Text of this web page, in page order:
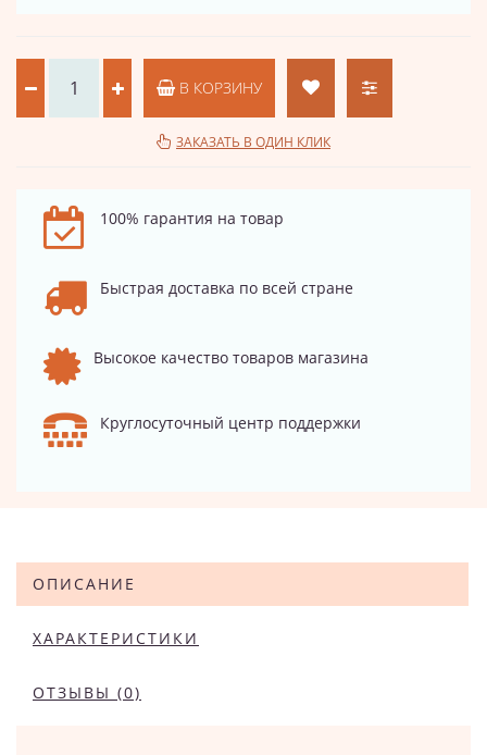
В КОРЗИНУ
ЗАКАЗАТЬ В ОДИН КЛИК
100% гарантия на товар
Быстрая доставка по всей стране
Высокое качество товаров магазина
Круглосуточный центр поддержки
ОПИСАНИЕ
ХАРАКТЕРИСТИКИ
ОТЗЫВЫ (0)